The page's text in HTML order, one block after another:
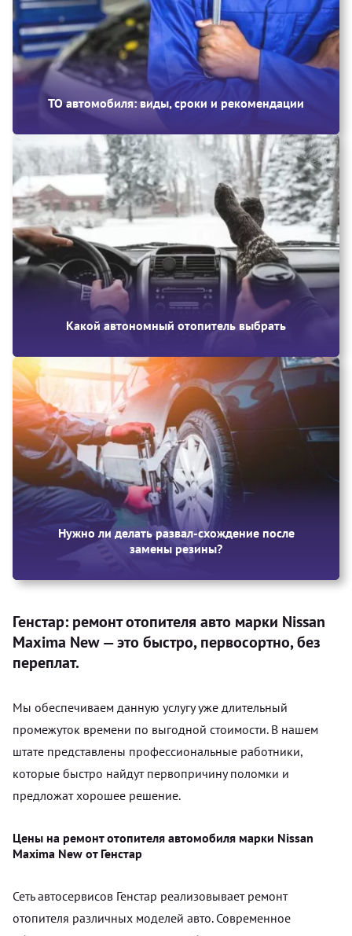
ТО автомобиля: виды, сроки и рекомендации
Какой автономный отопитель выбрать
Нужно ли делать развал-схождение после
замены резины?
Генстар: ремонт отопителя авто марки Nissan
Maxima New — это быстро, первосортно, без
переплат.
Мы обеспечиваем данную услугу уже длительный
промежуток времени по выгодной стоимости. В нашем
штате представлены профессиональные работники,
которые быстро найдут первопричину поломки и
предложат хорошее решение.
Цены на ремонт отопителя автомобиля марки Nissan
Maxima New от Генстар
Сеть автосервисов Генстар реализовывает ремонт
отопителя различных моделей авто. Современное